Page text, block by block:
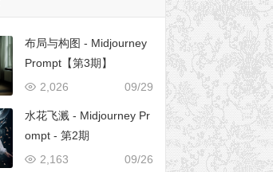
布局与构图 - Midjourney
Prompt【第3期】
09/29
2,026
水花飞溅 - Midjourney Pr
ompt - 第2期
09/26
2,163